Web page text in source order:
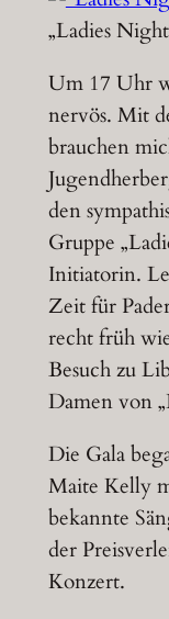
„Ladies
Um 17 Uhr
nervös. Mit
brauchen
den
Gruppe
Initiatorin.
Zeit für
recht früh
Besuch zu
Damen von
Die Gala
Maite Kelly
bekannte
der
Konzert.